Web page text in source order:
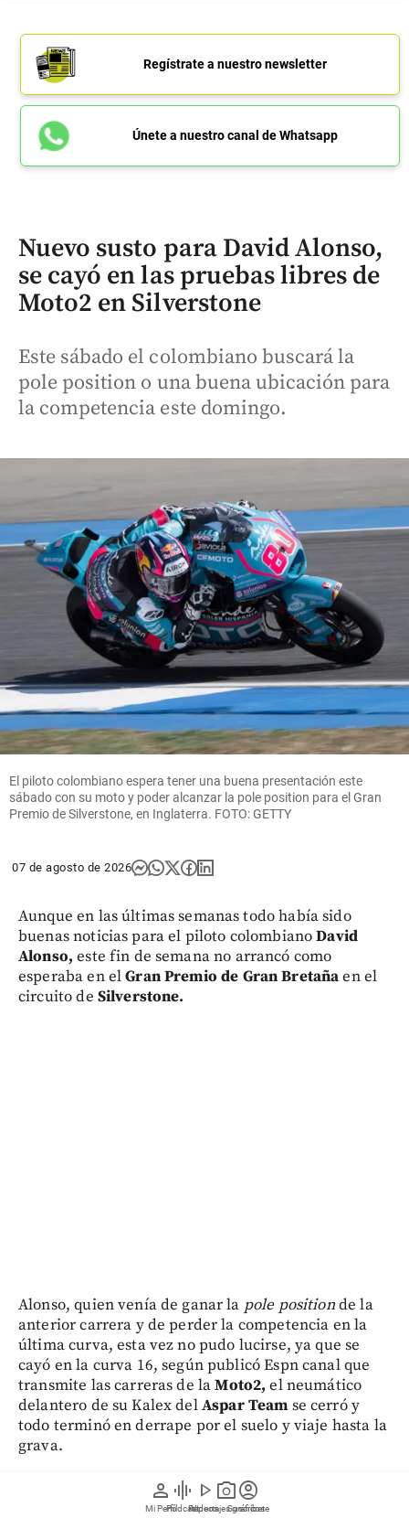
person
Mi Perfil
graphic_eq
Pódcast
play_arrow
Videos
photo_camera
Reportajes gráficos
account_circle
Suscríbete
Regístrate a nuestro newsletter
Únete a nuestro canal de Whatsapp
Nuevo susto para David Alonso,
se cayó en las pruebas libres de
Moto2 en Silverstone
Este sábado el colombiano buscará la
pole position o una buena ubicación para
la competencia este domingo.
El piloto colombiano espera tener una buena presentación este
sábado con su moto y poder alcanzar la pole position para el Gran
Premio de Silverstone, en Inglaterra. FOTO: GETTY
07 de agosto de 2026
Aunque en las últimas semanas todo había sido
buenas noticias para el piloto colombianoDavid
Alonso, este fin de semana no arrancó como
esperaba en elGran Premio de Gran Bretañaen el
circuito de Silverstone.
Alonso, quien venía de ganar la pole positionde la
anterior carrera y de perder la competencia en la
última curva, esta vez no pudo lucirse, ya que se
cayó en la curva 16, según publicó Espn canal que
transmite las carreras de laMoto2,el neumático
delantero de su Kalex delAspar Team se cerró y
todo terminó en derrape por el suelo y viaje hasta la
grava.
Afortunadamente el colombiano no sufrió lesiones y
de inmediato se levantó, por sus propios medios, y